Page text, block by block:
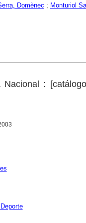
Domènec ; Monturiol
: